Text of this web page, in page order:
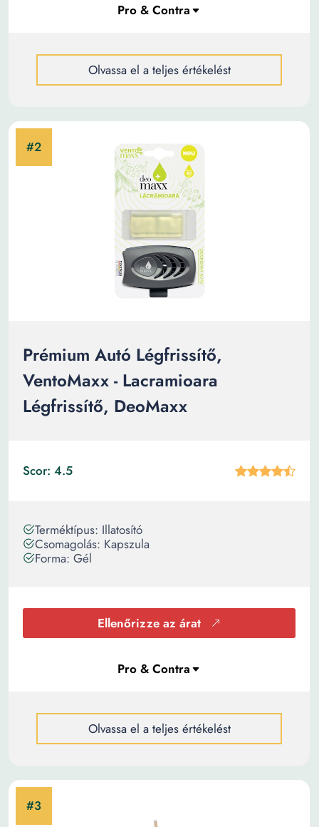
Olvassa el a teljes értékelést
Prémium Autó Légfrissítő,
VentoMaxx - Lacramioara
Légfrissítő, DeoMaxx
Scor: 4.5
Terméktípus: Illatosító
Csomagolás: Kapszula
Forma: Gél
Ellenőrizze az árat
Olvassa el a teljes értékelést